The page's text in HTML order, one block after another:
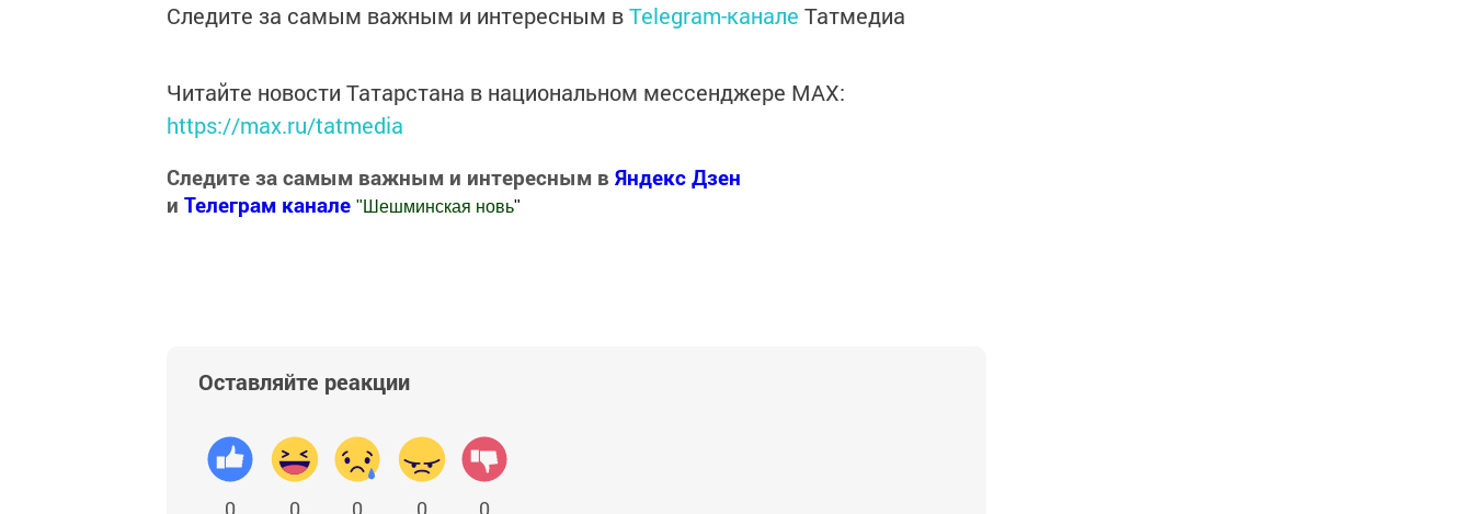
Следите за самым важным и интересным вTelegram-канале Татмедиа
Читайте новости Татарстана в национальном мессенджере MАХ:
https://max.ru/tatmedia
Следите за самым важным и интересным в Яндекс Дзен
и Телеграм канале " Шешминская новь"
Оставляйте реакции
0 0 0 0 0